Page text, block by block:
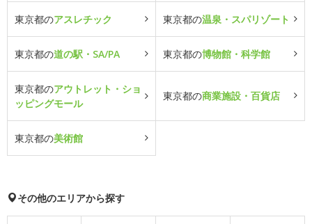
東京都のアスレチック 東京都の温泉・スパリゾート
東京都の道の駅・SA/PA 東京都の博物館・科学館
東京都のアウトレット・ショ
ッピングモール
東京都の商業施設・百貨店
東京都の美術館
その他のエリアから探す